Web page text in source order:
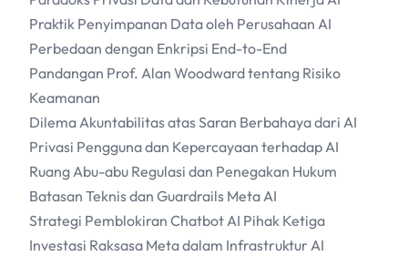
Praktik Penyimpanan Data oleh Perusahaan AI
Perbedaan dengan Enkripsi End-to-End
Pandangan Prof. Alan Woodward tentang Risiko
Keamanan
Dilema Akuntabilitas atas Saran Berbahaya dari AI
Privasi Pengguna dan Kepercayaan terhadap AI
Ruang Abu-abu Regulasi dan Penegakan Hukum
Batasan Teknis dan Guardrails Meta AI
Strategi Pemblokiran Chatbot AI Pihak Ketiga
Investasi Raksasa Meta dalam Infrastruktur AI